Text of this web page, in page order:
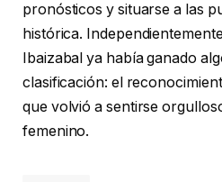
pronósticos y situarse a las
histórica.
Ibaizabal ya había ganado
clasificación: el
que volvió a sentirse
femenino.